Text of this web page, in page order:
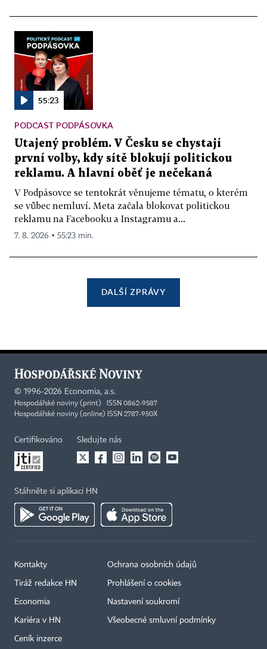
55:23
PODCAST PODPÁSOVKA
Utajený problém. V Česku se chystají
první volby, kdy sítě blokují politickou
reklamu. A hlavní oběť je nečekaná
V Podpásovce se tentokrát věnujeme tématu, o kterém
se vůbec nemluví. Meta začala blokovat politickou
reklamu na Facebooku a Instagramu a...
7. 8. 2026 ▪ 55:23 min.
DALŠÍ ZPRÁVY
© 1996-2026 Economia, a.s.
Hospodářské noviny (print) ISSN 0862-9587
Hospodářské noviny (online) ISSN 2787-950X
Certifikováno Sledujte nás
Stáhněte si aplikaci HN
Kontakty
Tiráž redakce HN
Economia
Kariéra v HN
Ceník inzerce
Ochrana osobních údajů
Prohlášení o cookies
Nastavení soukromí
Všeobecné smluvní podmínky